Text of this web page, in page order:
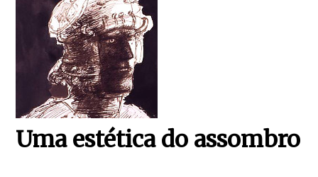
Uma estética do assombro